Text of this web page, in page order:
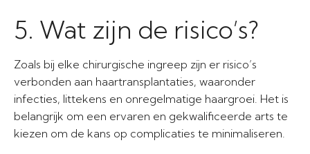
5. Wat zijn de risico’s?
Zoals bij elke chirurgische ingreep zijn er risico’s
verbonden aan haartransplantaties, waaronder
infecties, littekens en onregelmatige haargroei. Het is
belangrijk om een ervaren en gekwalificeerde arts te
kiezen om de kans op complicaties te minimaliseren.